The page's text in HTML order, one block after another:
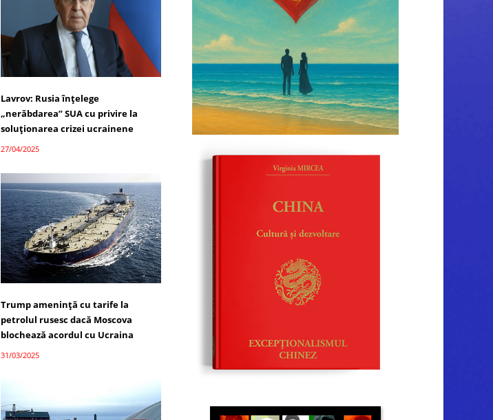
Lavrov: Rusia înțelege
„nerăbdarea” SUA cu privire la
soluționarea crizei ucrainene
27/04/2025
Trump amenință cu tarife la
petrolul rusesc dacă Moscova
blochează acordul cu Ucraina
31/03/2025